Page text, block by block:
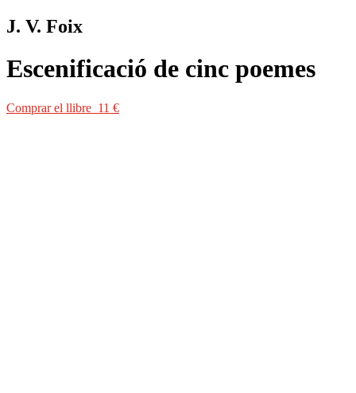
J. V. Foix
Escenificació de cinc poemes
Comprar el llibre 11 €